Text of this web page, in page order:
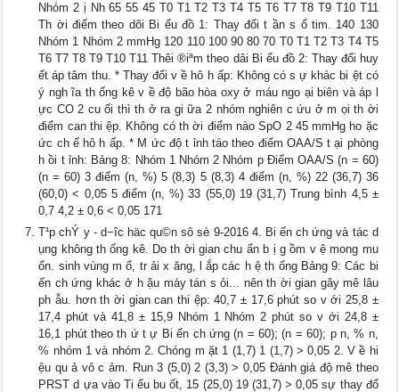
Nhóm 2 ị Nh 65 55 45 T0 T1 T2 T3 T4 T5 T6 T7 T8 T9 T10 T11
Th ời điểm theo dõi Bi ểu đồ 1: Thay đổi t ần s ố tim. 140 130
Nhóm 1 Nhóm 2 mmHg 120 110 100 90 80 70 T0 T1 T2 T3 T4 T5
T6 T7 T8 T9 T10 T11 Thêi ®iªm theo dâi Bi ểu đồ 2: Thay đổi huy
ết áp tâm thu. * Thay đổi v ề hô h ấp: Không có s ự khác bi ệt có
ý ngh ĩa th ống kê v ề độ bão hòa oxy ở máu ngo ại biên và áp l
ực CO 2 cu ối thì th ở ra gi ữa 2 nhóm nghiên c ứu ở m ọi th ời
điểm can thi ệp. Không có th ời điểm nào SpO 2 45 mmHg ho ặc
ức ch ế hô h ấp. * M ức độ t ỉnh táo theo điểm OAA/S t ại phòng
h ồi t ỉnh: Bảng 8: Nhóm 1 Nhóm 2 Nhóm p Điểm OAA/S (n = 60)
(n = 60) 3 điểm (n, %) 5 (8,3) 5 (8,3) 4 điểm (n, %) 22 (36,7) 36
(60,0) < 0,05 5 điểm (n, %) 33 (55,0) 19 (31,7) Trung bình 4,5 ±
0,7 4,2 ± 0,6 < 0,05 171
T¹p chÝ y - d−îc häc qu©n sô sè 9-2016 4. Bi ến ch ứng và tác d
ụng không th ống kê. Do th ời gian chu ẩn b ị g ồm v ệ mong mu
ốn. sinh vùng m ổ, tr ải x ăng, l ắp các h ệ th ống Bảng 9: Các bi
ến ch ứng khác ở h ậu máy tán s ỏi... nên th ời gian gây mê lâu
ph ẫu. hơn th ời gian can thi ệp: 40,7 ± 17,6 phút so v ới 25,8 ±
17,4 phút và 41,8 ± 15,9 Nhóm 1 Nhóm 2 phút so v ới 24,8 ±
16,1 phút theo th ứ t ự Bi ến ch ứng (n = 60); (n = 60); p n, % n,
% nhóm 1 và nhóm 2. Chóng m ặt 1 (1,7) 1 (1,7) > 0,05 2. V ề hi
ệu qu ả vô c ảm. Run 3 (5,0) 2 (3,3) > 0,05 Đánh giá độ mê theo
PRST d ựa vào Ti ểu bu ốt, 15 (25,0) 19 (31,7) > 0,05 sự thay đổ